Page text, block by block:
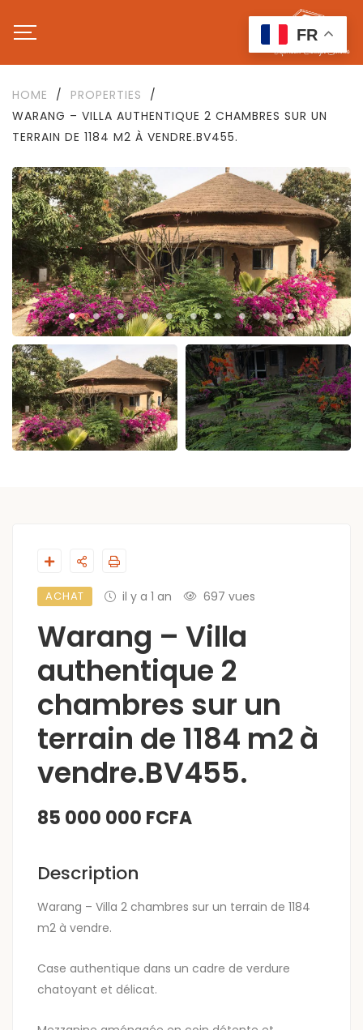
HOME / PROPERTIES
/
WARANG – VILLA AUTHENTIQUE 2 CHAMBRES SUR UN
TERRAIN DE 1184 M2 À VENDRE.BV455.
ACHAT il y a 1 an 697 vues
Warang – Villa
authentique 2
chambres sur un
terrain de 1184 m2 à
vendre.BV455.
85 000 000 FCFA
Description
Warang – Villa 2 chambres sur un terrain de 1184
m2 à vendre.
Case authentique dans un cadre de verdure
chatoyant et délicat.
FR